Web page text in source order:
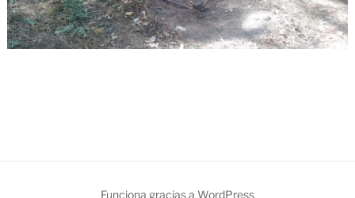
Funciona gracias a WordPress